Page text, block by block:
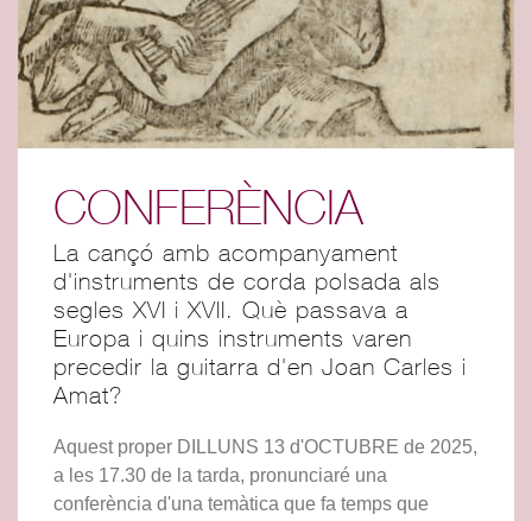
CONFERÈNCIA
La cançó amb acompanyament
d'instruments de corda polsada als
segles XVI i XVII. Què passava a
Europa i quins instruments varen
precedir la guitarra d'en Joan Carles i
Amat?
Aquest proper DILLUNS 13 d'OCTUBRE de 2025,
a les 17.30 de la tarda, pronunciaré una
conferència d'una temàtica que fa temps que